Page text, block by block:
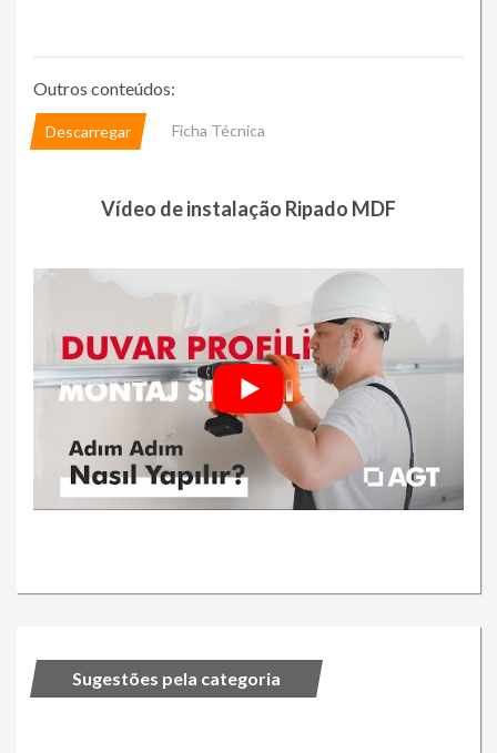
Outros conteúdos:
Descarregar Ficha Técnica
Vídeo de instalação Ripado MDF
Sugestões pela categoria